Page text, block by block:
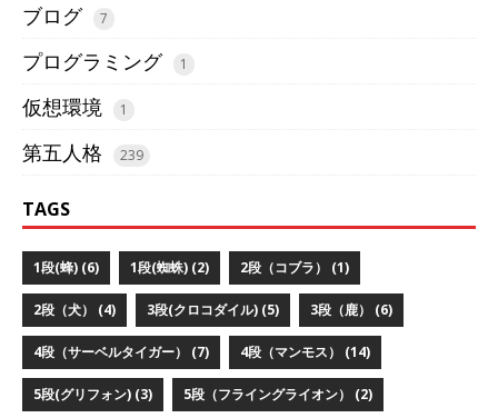
ブログ 7
プログラミング 1
仮想環境 1
第五人格 239
TAGS
1段(蜂) (6) 1段(蜘蛛) (2) 2段（コブラ） (1)
2段（犬） (4) 3段(クロコダイル) (5) 3段（鹿） (6)
4段（サーベルタイガー） (7) 4段（マンモス） (14)
5段(グリフォン) (3) 5段（フライングライオン） (2)